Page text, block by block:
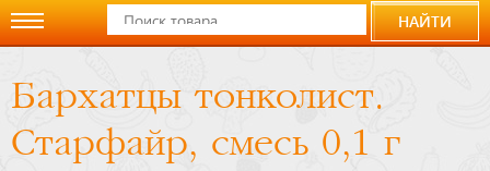
компании
НАЙТИ
Бархатцы тонколист.
Старфайр, смесь 0,1 г